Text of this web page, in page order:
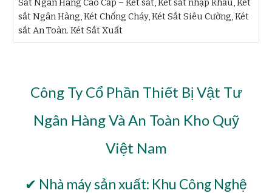
Sắt Ngân Hàng Cao Cấp – Két sắt, Két sắt nhập khẩu, Két
sắt Ngân Hàng, Két Chống Cháy, Két Sắt Siêu Cường, Két
sắt An Toàn. Két Sắt Xuất
Công Ty Cổ Phần Thiết Bị Vật Tư
Ngân Hàng Và An Toàn Kho Quỹ
Việt Nam
✔ Nhà máy sản xuất: Khu Công Nghệ